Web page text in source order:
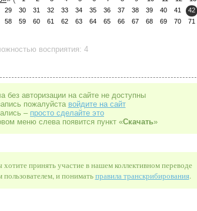
29 30 31 32 33 34 35 36 37 38 39 40 41
42
58 59 60 61 62 63 64 65 66 67 68 69 70
71
восприятия: 4
без авторизации на сайте не доступны
пожалуйста войдите на сайт
– просто сделайте это
меню слева появится пункт «Скачать»
принять участие в нашем коллективном переводе
и пониматьправила транскрибирования.